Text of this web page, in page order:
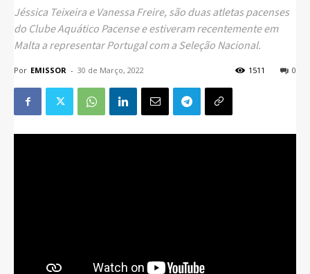
Jéssica Teixeira e Vanessa Freire, são duas atletas pacenses
do Clube Aquático Pacense e estiveram recentemente em
Malta a representar Portugal com a Seleção Nacional.
Por EMISSOR - 30 de Março, 2022 0
1511